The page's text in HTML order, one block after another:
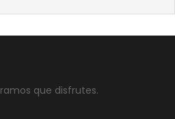
que disfrutes.